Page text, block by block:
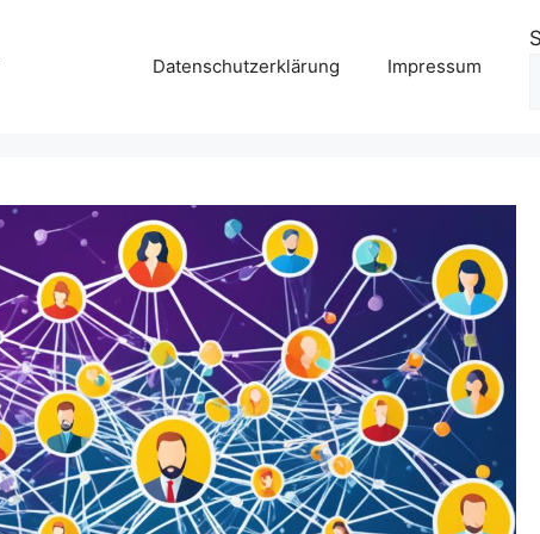
Datenschutzerklärung Impressum